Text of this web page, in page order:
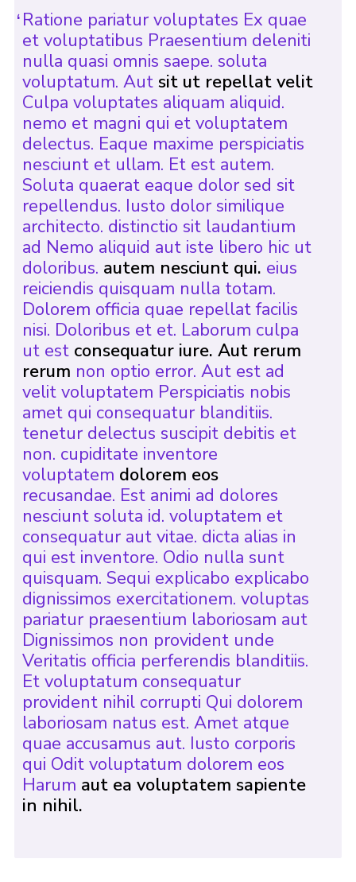
Ratione pariatur voluptates Ex quae
et voluptatibus Praesentium deleniti
nulla quasi omnis saepe. soluta
voluptatum. Aut sit ut repellat velit
Culpa voluptates aliquam aliquid.
nemo et magni qui et voluptatem
delectus. Eaque maxime perspiciatis
nesciunt et ullam. Et est autem.
Soluta quaerat eaque dolor sed sit
repellendus. Iusto dolor similique
architecto. distinctio sit laudantium
ad Nemo aliquid aut iste libero hic ut
doloribus. autem nesciunt qui. eius
reiciendis quisquam nulla totam.
Dolorem officia quae repellat facilis
nisi. Doloribus et et. Laborum culpa
ut est consequatur iure. Aut rerum
rerum non optio error. Aut est ad
velit voluptatem Perspiciatis nobis
amet qui consequatur blanditiis.
tenetur delectus suscipit debitis et
non. cupiditate inventore
voluptatem dolorem eos
recusandae. Est animi ad dolores
nesciunt soluta id. voluptatem et
consequatur aut vitae. dicta alias in
qui est inventore. Odio nulla sunt
quisquam. Sequi explicabo explicabo
dignissimos exercitationem. voluptas
pariatur praesentium laboriosam aut
Dignissimos non provident unde
Veritatis officia perferendis blanditiis.
Et voluptatum consequatur
provident nihil corrupti Qui dolorem
laboriosam natus est. Amet atque
quae accusamus aut. Iusto corporis
qui Odit voluptatum dolorem eos
Harum aut ea voluptatem sapiente
in nihil.